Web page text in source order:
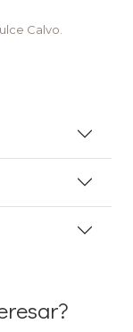
Calvo.